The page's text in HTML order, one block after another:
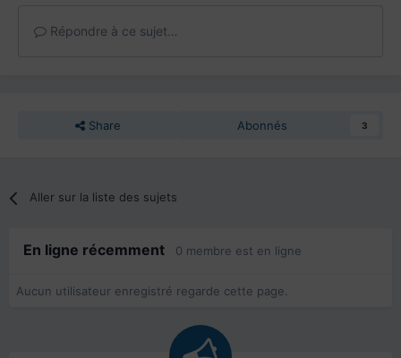
Répondre à ce sujet…
Share Abonnés 3
Aller sur la liste des sujets
En ligne récemment 0 membre est en ligne
Aucun utilisateur enregistré regarde cette page.